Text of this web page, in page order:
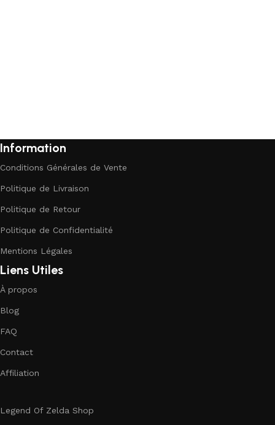
Information
Conditions Générales de Vente
Politique de Livraison
Politique de Retour
Politique de Confidentialité
Mentions Légales
Liens Utiles
À propos
Blog
FAQ
Contact
Affiliation
Legend Of Zelda Shop